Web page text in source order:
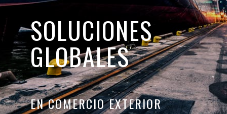
SOLUCIONES
GLOBALES
EN COMERCIO EXTERIOR